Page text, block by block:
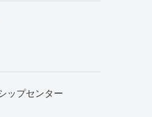
ップセンター